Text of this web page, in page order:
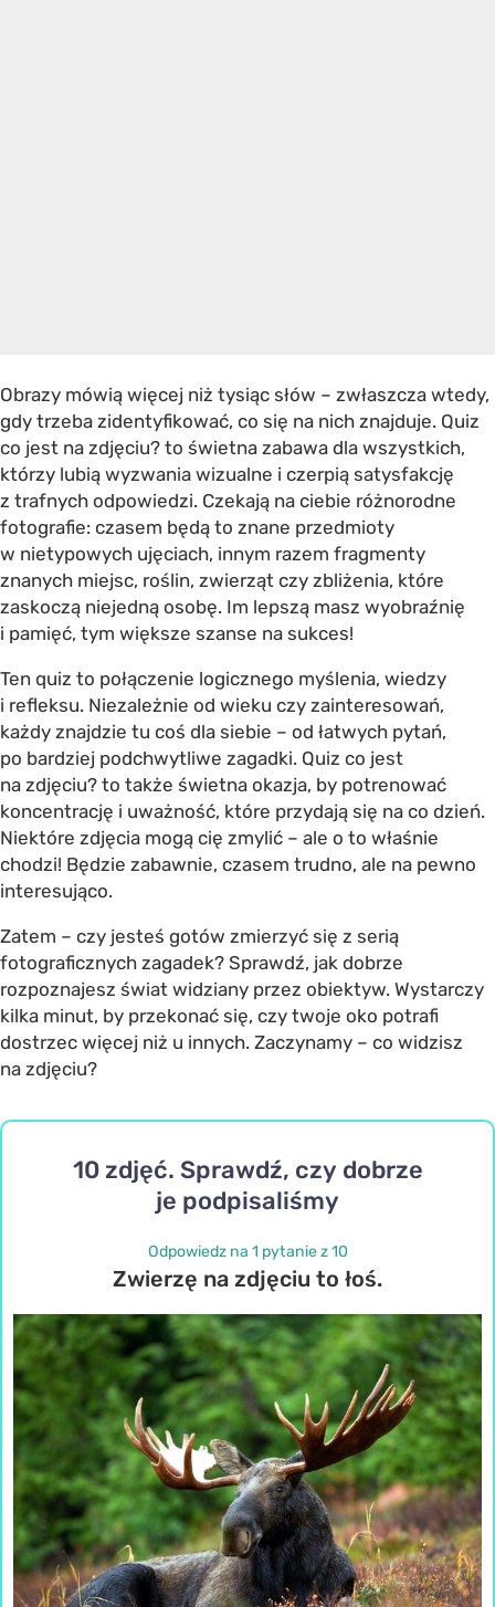
Obrazy mówią więcej niż tysiąc słów – zwłaszcza wtedy,
gdy trzeba zidentyfikować, co się na nich znajduje. Quiz
co jest na zdjęciu? to świetna zabawa dla wszystkich,
którzy lubią wyzwania wizualne i czerpią satysfakcję
z trafnych odpowiedzi. Czekają na ciebie różnorodne
fotografie: czasem będą to znane przedmioty
w nietypowych ujęciach, innym razem fragmenty
znanych miejsc, roślin, zwierząt czy zbliżenia, które
zaskoczą niejedną osobę. Im lepszą masz wyobraźnię
i pamięć, tym większe szanse na sukces!
Ten quiz to połączenie logicznego myślenia, wiedzy
i refleksu. Niezależnie od wieku czy zainteresowań,
każdy znajdzie tu coś dla siebie – od łatwych pytań,
po bardziej podchwytliwe zagadki. Quiz co jest
na zdjęciu? to także świetna okazja, by potrenować
koncentrację i uważność, które przydają się na co dzień.
Niektóre zdjęcia mogą cię zmylić – ale o to właśnie
chodzi! Będzie zabawnie, czasem trudno, ale na pewno
interesująco.
Zatem – czy jesteś gotów zmierzyć się z serią
fotograficznych zagadek? Sprawdź, jak dobrze
rozpoznajesz świat widziany przez obiektyw. Wystarczy
kilka minut, by przekonać się, czy twoje oko potrafi
dostrzec więcej niż u innych. Zaczynamy – co widzisz
na zdjęciu?
10 zdjęć. Sprawdź, czy dobrze
je podpisaliśmy
Odpowiedz na 1 pytanie z 10
Zwierzę na zdjęciu to łoś.